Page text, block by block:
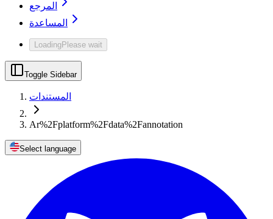
المرجع
المساعدة
LoadingPlease wait
Toggle Sidebar
المستندات
Ar%2Fplatform%2Fdata%2Fannotation
Select language